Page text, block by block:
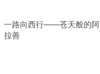
一路向西行——苍天般的阿
拉善